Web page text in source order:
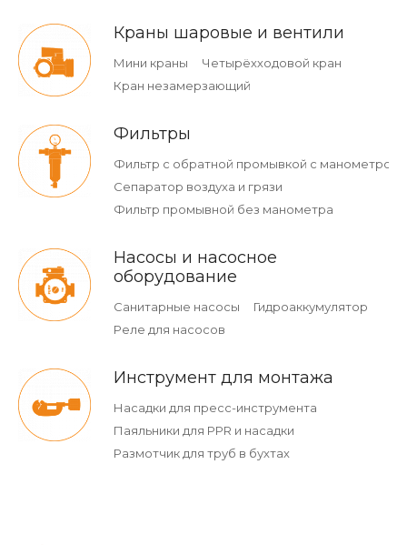
Краны шаровые и вентили
Мини краны
Четырёхходовой кран
Кран незамерзающий
Фильтры
Фильтр с обратной промывкой c манометром
Сепаратор воздуха и грязи
Фильтр промывной без манометра
Насосы и насосное
оборудование
Санитарные насосы
Гидроаккумулятор
Реле для насосов
Инструмент для монтажа
Насадки для пресс-инструмента
Паяльники для PPR и насадки
Размотчик для труб в бухтах